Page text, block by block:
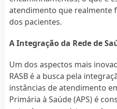
atendimento que realmente
dos pacientes.
A Integração da Rede de
Um dos aspectos mais
RASB é a busca pela
instâncias de atendimento
Primária à Saúde (APS) é